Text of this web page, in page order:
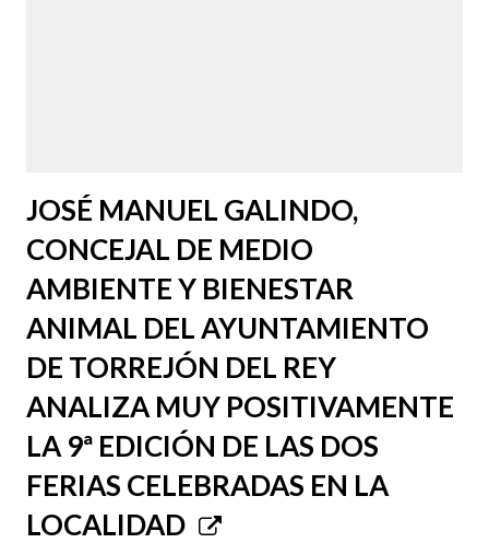
JOSÉ MANUEL GALINDO,
CONCEJAL DE MEDIO
AMBIENTE Y BIENESTAR
ANIMAL DEL AYUNTAMIENTO
DE TORREJÓN DEL REY
ANALIZA MUY POSITIVAMENTE
LA 9ª EDICIÓN DE LAS DOS
FERIAS CELEBRADAS EN LA
LOCALIDAD